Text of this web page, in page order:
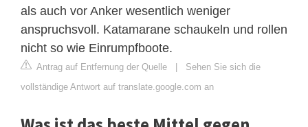
als auch vor Anker wesentlich weniger
anspruchsvoll. Katamarane schaukeln und rollen
nicht so wie Einrumpfboote.
Antrag auf Entfernung der Quelle | Sehen Sie sich die
vollständige Antwort auf translate.google.com an